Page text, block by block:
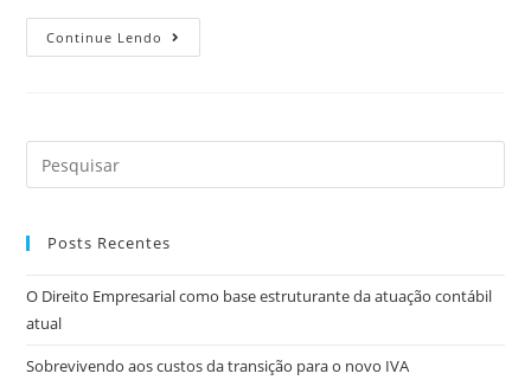
Continue Lendo
Posts Recentes
O Direito Empresarial como base estruturante da atuação contábil
atual
Sobrevivendo aos custos da transição para o novo IVA